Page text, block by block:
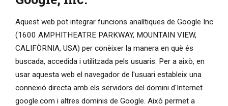
Aquest web pot integrar funcions analítiques de Google Inc
(1600 AMPHITHEATRE PARKWAY, MOUNTAIN VIEW,
CALIFÒRNIA, USA) per conèixer la manera en què és
buscada, accedida i utilitzada pels usuaris. Per a això, en
usar aquesta web el navegador de l'usuari estableix una
connexió directa amb els servidors del domini d'Internet
google.com i altres dominis de Google. Això permet a